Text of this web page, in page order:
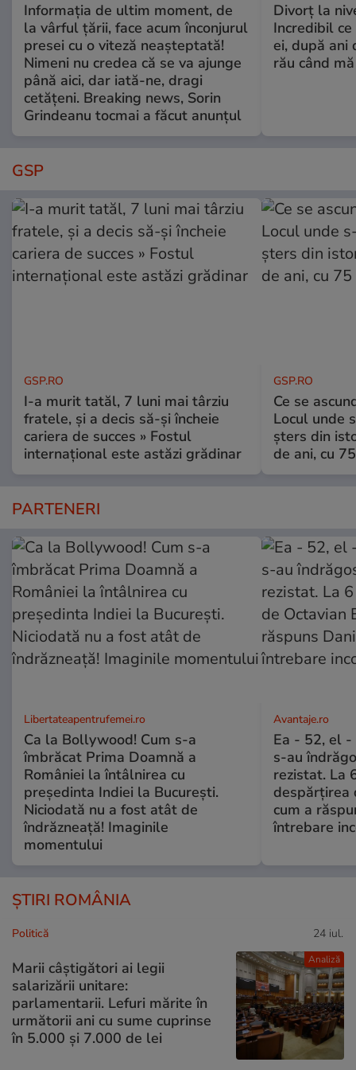
Informația de ultim moment, de
la vârful țării, face acum înconjurul
presei cu o viteză neașteptată!
Nimeni nu credea că se va ajunge
până aici, dar iată-ne, dragi
cetățeni. Breaking news, Sorin
Grindeanu tocmai a făcut anunțul
Divorț la
Incredibil
ei, după ani
rău când
GSP
GSP.RO
I-a murit tatăl, 7 luni mai târziu
fratele, și a decis să-și încheie
cariera de succes » Fostul
internațional este astăzi grădinar
GSP.RO
Ce se
Locul unde
șters din
de ani, cu
PARTENERI
Libertateapentrufemei.ro
Ca la Bollywood! Cum s-a
îmbrăcat Prima Doamnă a
României la întâlnirea cu
președinta Indiei la București.
Niciodată nu a fost atât de
îndrăzneață! Imaginile
momentului
Avantaje.ro
Ea - 52, el -
s-au
rezistat. La
despărțirea
cum a
întrebare
ȘTIRI ROMÂNIA
Analiză
Politică 24 iul.
Marii câștigători ai legii
salarizării unitare:
parlamentarii. Lefuri mărite în
următorii ani cu sume cuprinse
în 5.000 și 7.000 de lei